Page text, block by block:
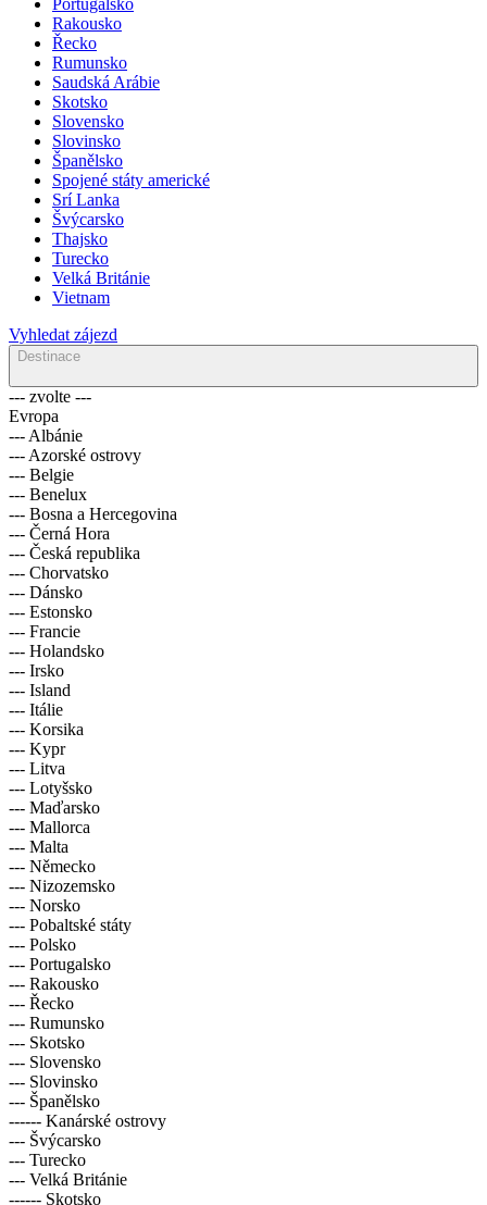
Rakousko
Řecko
Rumunsko
Saudská Arábie
Skotsko
Slovensko
Slovinsko
Španělsko
Spojené státy americké
Srí Lanka
Švýcarsko
Thajsko
Turecko
Velká Británie
Vietnam
Vyhledat zájezd
Destinace
--- zvolte ---
Evropa
--- Albánie
--- Azorské ostrovy
--- Belgie
--- Benelux
--- Bosna a Hercegovina
--- Černá Hora
--- Česká republika
--- Chorvatsko
--- Dánsko
--- Estonsko
--- Francie
--- Holandsko
--- Irsko
--- Island
--- Itálie
--- Korsika
--- Kypr
--- Litva
--- Lotyšsko
--- Maďarsko
--- Mallorca
--- Malta
--- Německo
--- Nizozemsko
--- Norsko
--- Pobaltské státy
--- Polsko
--- Portugalsko
--- Rakousko
--- Řecko
--- Rumunsko
--- Skotsko
--- Slovensko
--- Slovinsko
--- Španělsko
------ Kanárské ostrovy
--- Švýcarsko
--- Turecko
--- Velká Británie
------ Skotsko